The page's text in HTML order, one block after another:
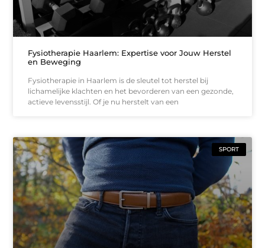
Fysiotherapie Haarlem: Expertise voor Jouw Herstel
en Beweging
Fysiotherapie in Haarlem is de sleutel tot herstel bij
lichamelijke klachten en het bevorderen van een gezonde,
actieve levensstijl. Of je nu herstelt van een
SPORT